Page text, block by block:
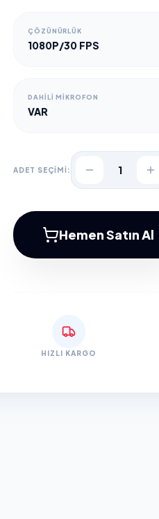
ÇÖZÜNÜRLÜK
1080P/30 FPS
DAHILI MIKROFON
VAR
ADET SEÇİMİ: 1
Hemen Satın Al
HIZLI KARGO